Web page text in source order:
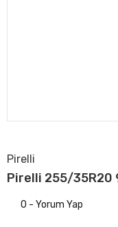
Pirelli
Pirelli 255/35R20
0 - Yorum Yap